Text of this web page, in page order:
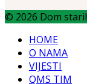
© 2026 Dom
HOME
O NAMA
VIJESTI
QMS TIM